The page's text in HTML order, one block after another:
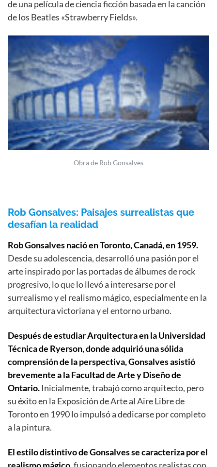
de una película de ciencia ficción basada en la canción
de los Beatles «Strawberry Fields».
Obra de Rob Gonsalves
Rob Gonsalves: Paisajes surrealistas que
desafían la realidad
Rob Gonsalves nació en Toronto, Canadá, en 1959.
Desde su adolescencia, desarrolló una pasión por el
arte inspirado por las portadas de álbumes de rock
progresivo, lo que lo llevó a interesarse por el
surrealismo y el realismo mágico, especialmente en la
arquitectura victoriana y el entorno urbano.
Después de estudiar Arquitectura en la Universidad
Técnica de Ryerson, donde adquirió una sólida
comprensión de la perspectiva, Gonsalves asistió
brevemente a la Facultad de Arte y Diseño de
Ontario. Inicialmente, trabajó como arquitecto, pero
su éxito en la Exposición de Arte al Aire Libre de
Toronto en 1990 lo impulsó a dedicarse por completo
a la pintura.
El estilo distintivo de Gonsalves se caracteriza por el